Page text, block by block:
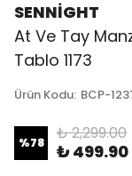
SENNİGHT
At Ve Tay
Tablo 1173
Ürün Kodu: BCP-
%78 ₺ 2,299.00
₺ 499.90